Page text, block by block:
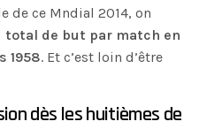
de ce Mndial 2014, on
total de but par match en
1958. Et c’est loin d’être
dès les huitièmes de